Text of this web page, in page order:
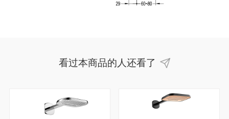
看过本商品的人还看了